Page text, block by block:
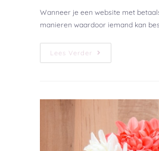
Wanneer je een website met
manieren waardoor iemand kan
Lees Verder